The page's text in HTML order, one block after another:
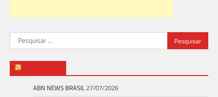
Pesquisar
por:
ABN NEWS BRASIL 27/07/2026